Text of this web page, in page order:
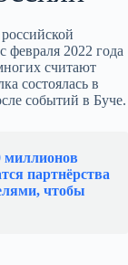
2022 года
считают
состоялась в
событий в Буче.
миллионов
партнёрства
чтобы